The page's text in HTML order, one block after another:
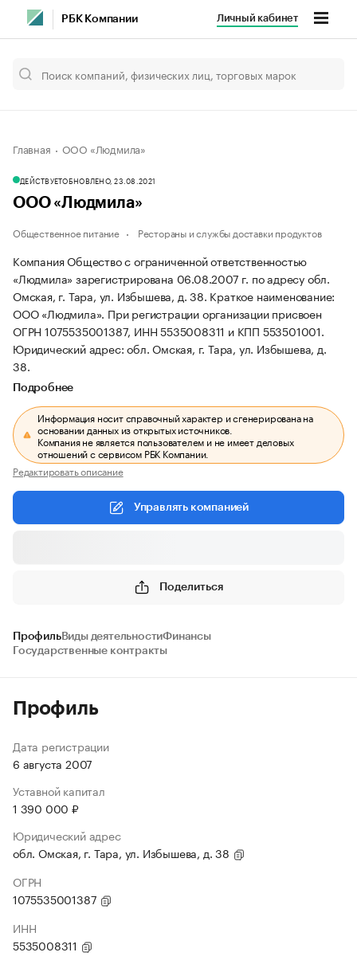
РБК Компании Личный кабинет
Главная ООО «Людмила»
ДЕЙСТВУЕТОБНОВЛЕНО, 23.08.2021
ООО «Людмила»
Общественное питание Рестораны и службы доставки продуктов
Компания Общество с ограниченной ответственностью
«Людмила» зарегистрирована 06.08.2007 г. по адресу обл.
Омская, г. Тара, ул. Избышева, д. 38. Краткое наименование:
ООО «Людмила». При регистрации организации присвоен
ОГРН 1075535001387, ИНН 5535008311 и КПП 553501001.
Юридический адрес: обл. Омская, г. Тара, ул. Избышева, д.
38.
Подробнее
Информация носит справочный характер и сгенерирована на
основании данных из открытых источников.
Компания не является пользователем и не имеет деловых
отношений с сервисом РБК Компании.
Редактировать описание
Управлять компанией
Поделиться
ПрофильВиды деятельностиФинансы
Государственные контракты
Профиль
Дата регистрации
6 августа 2007
Уставной капитал
1 390 000 ₽
Юридический адрес
обл. Омская, г. Тара, ул. Избышева, д. 38
ОГРН
1075535001387
ИНН
5535008311